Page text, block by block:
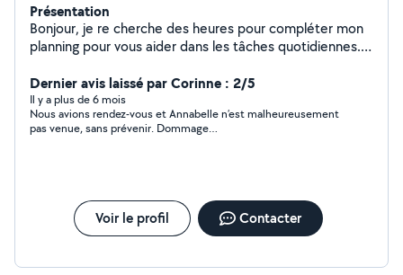
Présentation
Bonjour, je re cherche des heures pour compléter mon
planning pour vous aider dans les tâches quotidiennes. -
Accompagnement Je suis une personne motivé,
discrète et très professionnelle. C'est avec plaisir de
vous aider. Je fait ce métier depuis des années!
Dernier avis laissé par Corinne : 2/5
Il y a plus de 6 mois
Nous avions rendez-vous et Annabelle n’est malheureusement
pas venue, sans prévenir. Dommage…
Voir le profil Contacter